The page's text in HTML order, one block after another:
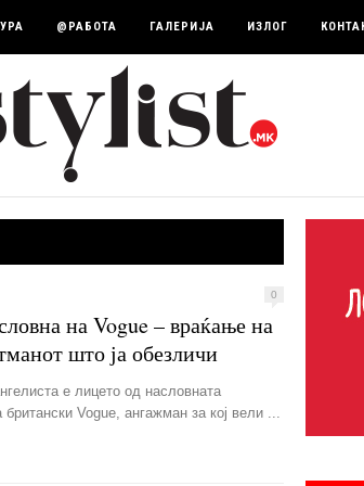
@РАБОТА ГАЛЕРИЈА ИЗЛОГ
0
на Vogue – враќање на
што ја обезличи
е лицето од насловната
Vogue, ангажман за кој вели ...